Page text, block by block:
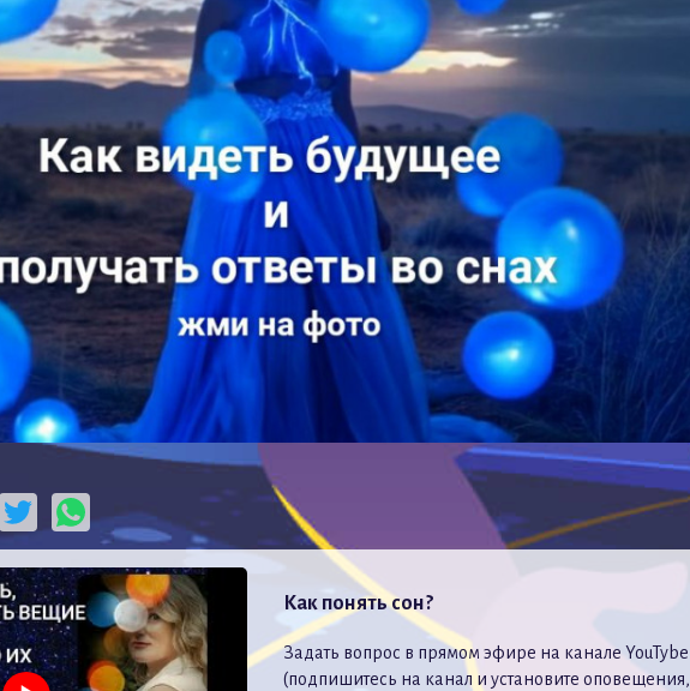
Как понять сон?
Задать вопрос в прямом эфире на канале YouTybe
(подпишитесь на канал и установите оповещения,